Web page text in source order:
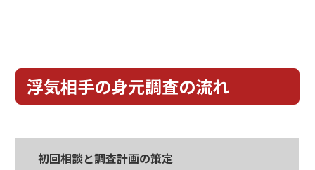
浮気相手の身元調査の流れ
初回相談と調査計画の策定